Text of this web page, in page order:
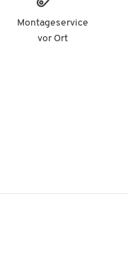
Montageservice
vor Ort